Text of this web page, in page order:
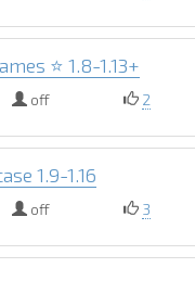
⭐ 1.8-1.13+
off 2
1.9-1.16
off 3